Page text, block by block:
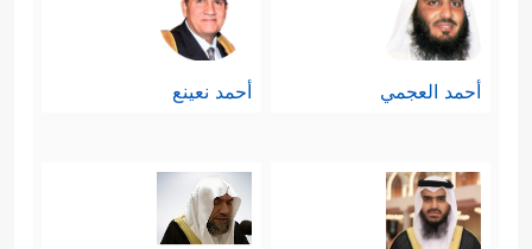
أحمد العجمي أحمد نعينع